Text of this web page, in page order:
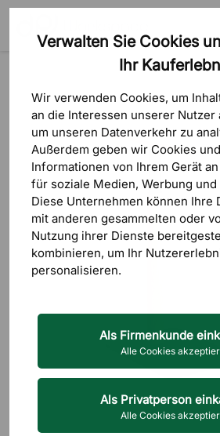
Verwalten Sie Cookies
Ihr
Wir verwenden Cookies, um
an die Interessen unserer Nutzer
um unseren Datenverkehr zu
Außerdem geben wir Cookies
Informationen von Ihrem Gerät
für soziale Medien, Werbung und
Diese Unternehmen können Ihre
mit anderen gesammelten oder
Nutzung ihrer Dienste
kombinieren, um Ihr
personalisieren.
Als Firmenkunde
Alle Cookies
Als Privatperson
Alle Cookies
Couchtische &